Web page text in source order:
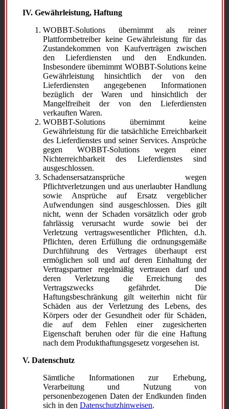
IV. Gewährleistung, Haftung
WOBBT-Solutions übernimmt als reiner
Plattformbetreiber keine Gewährleistung für das
Zustandekommen von Kaufverträgen zwischen
den Lieferdiensten und den Endkunden.
Insbesondere übernimmt WOBBT-Solutions keine
Gewährleistung hinsichtlich der von den
Lieferdiensten angegebenen Informationen
bezüglich der Waren und hinsichtlich der
Mangelfreiheit der von den Lieferdiensten
verkauften Waren.
WOBBT-Solutions übernimmt keine
Gewährleistung für die tatsächliche Erreichbarkeit
des Lieferdienstes und seiner Services. Ansprüche
gegen WOBBT-Solutions wegen einer
Nichterreichbarkeit des Lieferdienstes sind
ausgeschlossen.
Schadensersatzansprüche wegen
Pflichtverletzungen und aus unerlaubter Handlung
sowie Ansprüche auf Ersatz vergeblicher
Aufwendungen sind ausgeschlossen. Dies gilt
nicht, wenn der Schaden vorsätzlich oder grob
fahrlässig verursacht wurde sowie bei der
Verletzung vertragswesentlicher Pflichten, d.h.
Pflichten, deren Erfüllung die ordnungsgemäße
Durchführung des Vertrages überhaupt erst
ermöglichen soll und auf deren Einhaltung der
Vertragspartner regelmäßig vertrauen darf und
deren Verletzung die Erreichung des
Vertragszwecks gefährdet. Die
Haftungsbeschränkung gilt weiterhin nicht für
Schäden aus der Verletzung des Lebens, des
Körpers oder der Gesundheit oder für Schäden,
die auf dem Fehlen einer zugesicherten
Eigenschaft beruhen oder für die eine Haftung
nach dem Produkthaftungsgesetz vorgesehen ist.
V. Datenschutz
Sämtliche Informationen zur Erhebung,
Verarbeitung und Nutzung von
personenbezogenen Daten der Endkunden finden
sich in den Datenschutzhinweisen.